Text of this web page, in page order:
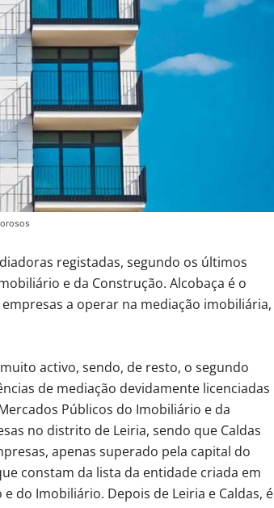
registadas, segundo os últimos
e da Construção. Alcobaça é o
a operar na mediação imobiliária,
activo, sendo, de resto, o segundo
de mediação devidamente licenciadas
Públicos do Imobiliário e da
no distrito de Leiria, sendo que Caldas
apenas superado pela capital do
constam da lista da entidade criada em
do Imobiliário. Depois de Leiria e Caldas, é